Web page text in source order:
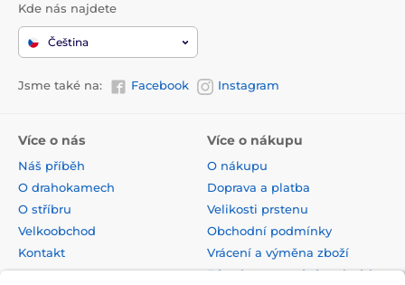
Kde nás najdete
Čeština
Jsme také na: Facebook Instagram
Více o nás
Náš příběh
O drahokamech
O stříbru
Velkoobchod
Kontakt
Více o nákupu
O nákupu
Doprava a platba
Velikosti prstenu
Obchodní podmínky
Vrácení a výměna zboží
Zásady zpracování osobních